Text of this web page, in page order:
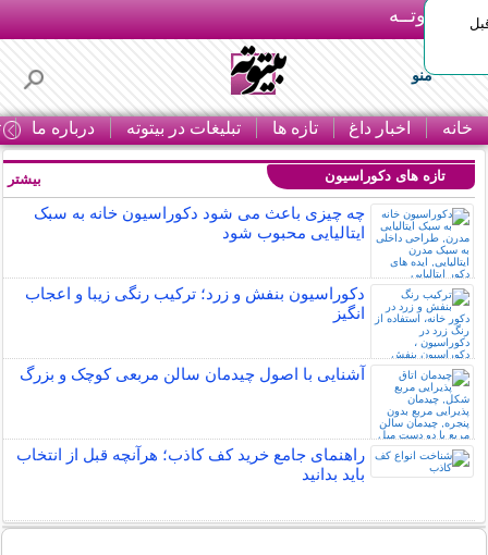
بـیتوتــه
منو
خانه اخبار داغ تازه ها تبلیغات در بیتوته درباره ما
تازه های دکوراسیون
چه چیزی باعث می شود دکوراسیون خانه به سبک
ایتالیایی محبوب شود
دکوراسیون بنفش و زرد؛ ترکیب رنگی زیبا و اعجاب
انگیز
آشنایی با اصول چیدمان سالن مربعی کوچک و بزرگ
راهنمای جامع خرید کف کاذب؛ هرآنچه قبل از انتخاب
باید بدانید
بیشتر